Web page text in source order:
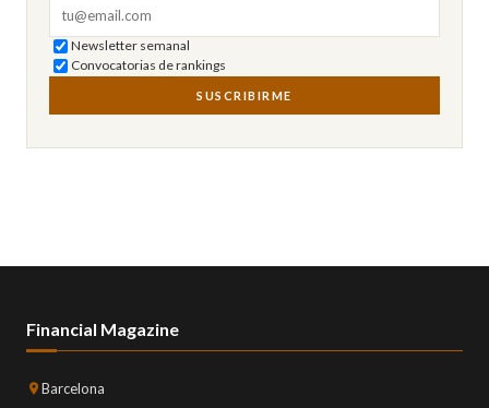
Newsletter semanal
Convocatorias de rankings
SUSCRIBIRME
Financial Magazine
Barcelona